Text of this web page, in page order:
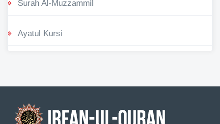
Surah Al-Muzzammil
Ayatul Kursi